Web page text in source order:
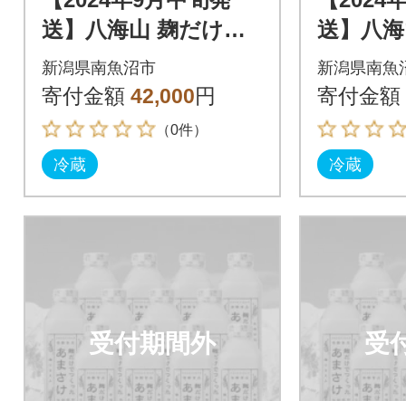
送】八海山 麹だけで
つくったあまさけ(82
5g×12本)
新潟県南魚沼市
寄付金額 42,000円
（0件）
冷蔵
送】八
つくっ
5g×12本
新潟県南魚
寄付金額
冷蔵
受付期間外 受